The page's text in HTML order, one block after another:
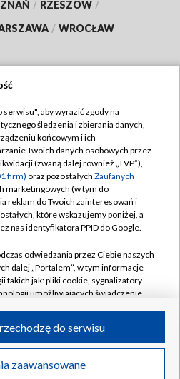
/ RZESZÓW /
/ WROCŁAW
TVP
TVP
prywatności
zgody
Pomoc
Kontakt
Kanały
Polska S.A. w likwidacji
aby wyrazić zgody na
śledzenia i zbierania danych,
końcowym i ich
Twoich danych osobowych przez
(zwaną dalej również „TVP”),
firm) oraz pozostałych Zaufanych
marketingowych (w tym do
reklam do Twoich zainteresowań i
które wskazujemy poniżej, a
nas identyfikatora PPID do Google.
odwiedzania przez Ciebie naszych
dalej „Portalem”, w tym informacje
takich jak: pliki cookie, sygnalizatory
umożliwiających świadczenie
odwiedzania przez Ciebie
takie jak adresy IP, identyfikatory
zaawansowane
do serwisu